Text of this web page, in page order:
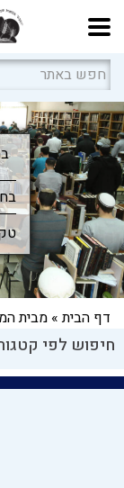
דף הבית» מבית
חיפוש לפי